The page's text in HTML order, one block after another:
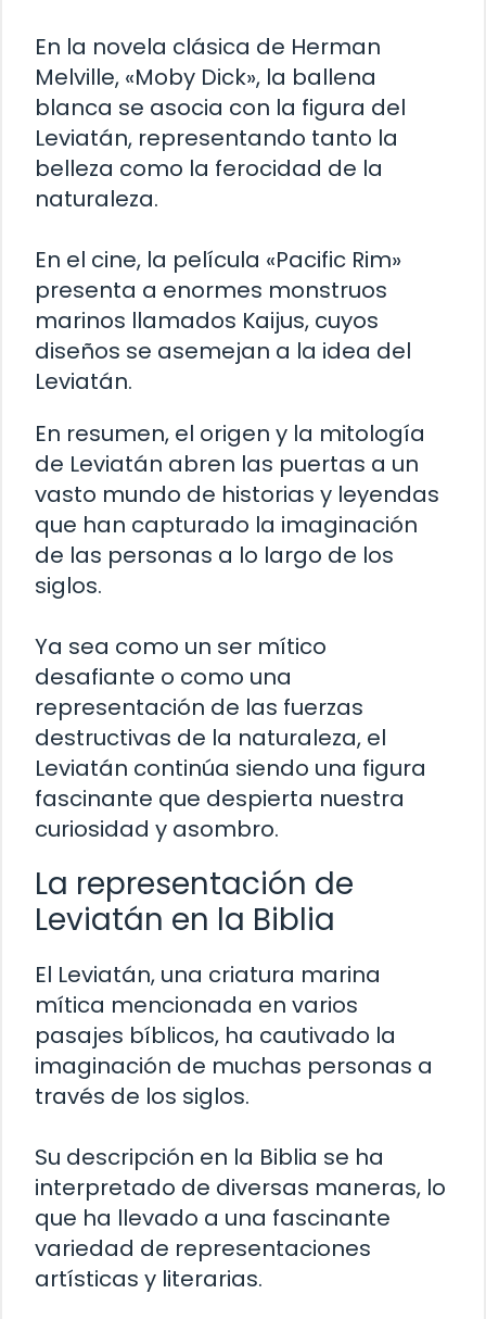
En la novela clásica de Herman
Melville, «Moby Dick», la ballena
blanca se asocia con la figura del
Leviatán, representando tanto la
belleza como la ferocidad de la
naturaleza.
En el cine, la película «Pacific Rim»
presenta a enormes monstruos
marinos llamados Kaijus, cuyos
diseños se asemejan a la idea del
Leviatán.
En resumen, el origen y la mitología
de Leviatán abren las puertas a un
vasto mundo de historias y leyendas
que han capturado la imaginación
de las personas a lo largo de los
siglos.
Ya sea como un ser mítico
desafiante o como una
representación de las fuerzas
destructivas de la naturaleza, el
Leviatán continúa siendo una figura
fascinante que despierta nuestra
curiosidad y asombro.
La representación de
Leviatán en la Biblia
El Leviatán, una criatura marina
mítica mencionada en varios
pasajes bíblicos, ha cautivado la
imaginación de muchas personas a
través de los siglos.
Su descripción en la Biblia se ha
interpretado de diversas maneras, lo
que ha llevado a una fascinante
variedad de representaciones
artísticas y literarias.